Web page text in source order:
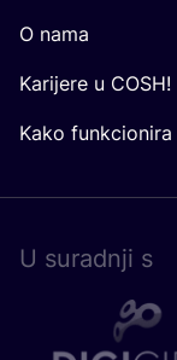
O nama
Karijere u COSH!
Kako
U surad­nji s